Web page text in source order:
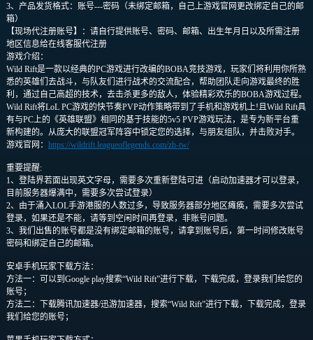
3、产品发货格式：账号---密码（未绑定邮箱，自己上游戏官网更改绑定自己的邮
箱）
【现场代注册账号】：请自行提供账号、密码、邮箱、出生年月日以及所需注册
地区信息给在线客服代注册
游戏介绍：
Wild Rift是一款以经典的PC游戏进行改编的BOBA竞技游戏，玩家们将利用你所熟
悉的英雄们去战斗，与队友们进行战术的交流配合，帮助团队走向游戏最终的胜
利，通过自己高超的技术，去击杀更多的敌人，体验精彩欢乐的BOBA游戏过程。
Wild Rift将LoL PC游戏的快节奏PVP动作策略带到了手机和游戏机上!且Wild Rift具
有与PC上的《英雄联盟》相同的基于技能的5v5 PVP游戏玩法，是专为新平台重
新构建的。从庞大的联盟冠军阵容中锁定您的选择，与朋友组队，并击败对手。
游戏官网： https://wildrift.leagueoflegends.com/zh-tw/
重要提醒:
1、登陆界若面出现英文字母，需要多次重新登陆可进（启动加速器才可以登录，
目前服务器爆满中，需要多次尝试登录）
2、由于涌入LOL手游港服的人数过多，导致服务器部分地区瘫痪，需要多次尝试
登录，如果还是不能，请等到空闲时间再登录，非账号问题。
3、我们出售的账号都是没有绑定邮箱的账号，请拿到账号后，第一时间修改账号
密码和绑定自己的邮箱。
安卓手机玩家下载方法：
方法一：可以到Google play搜索“Wild Rift”进行下载，下载完成，登录我们给您的
账号；
方法二：下载腾讯加速器/迅游加速器，搜索“Wild Rift”进行下载，下载完成，登录
我们给您的账号；